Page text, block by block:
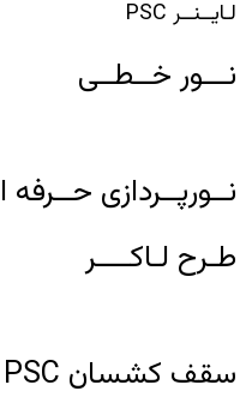
لـایــنــر PSC
نـــور خــطــی
نــورپــردازی حــرفه
طـرح لـاکــــر
سقف کشسان PSC